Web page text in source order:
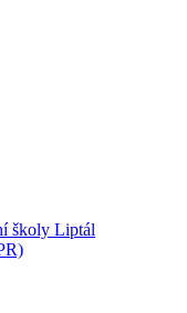
školy Liptál